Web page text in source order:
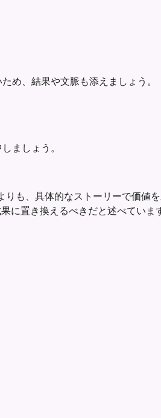
め、結果や文脈も添えましょう。
ましょう。
りも、具体的なストーリーで価値
に置き換えるべきだと述べていま